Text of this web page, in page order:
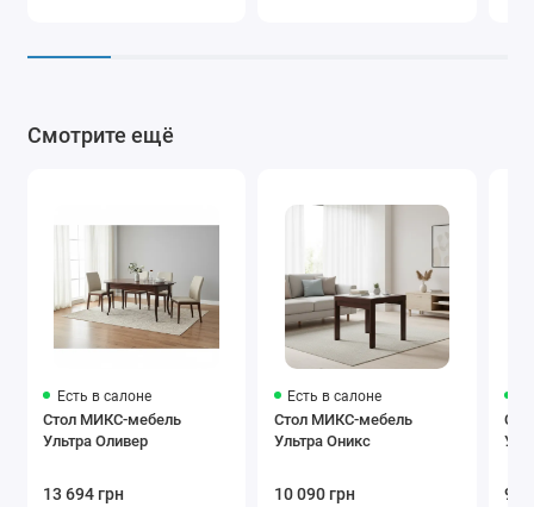
Смотрите ещё
Есть в салоне
Стол МИКС-мебель
Ультра Оливер
13 694 грн
Есть в салоне
Стол МИКС-мебель
Ультра Оникс
10 090 грн 9